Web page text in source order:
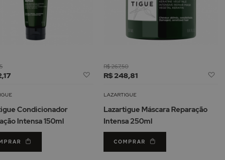
Adicionar
Lista
Desejos
Condicionador
Intensa 150ml
R$ 248,81
R$ 267,50
LAZARTIGUE
Lazartigue Máscara Reparação
Intensa 250ml
COMPRAR